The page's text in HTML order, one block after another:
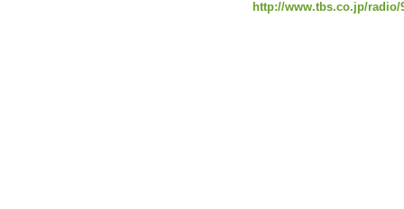
http://www.tbs.co.jp/radio/